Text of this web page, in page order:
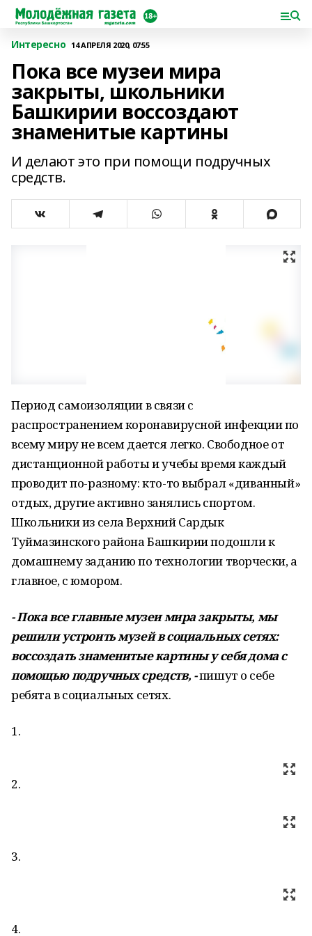
Интересно 14 АПРЕЛЯ 2020, 07:55
Пока все музеи мира
закрыты, школьники
Башкирии воссоздают
знаменитые картины
И делают это при помощи подручных
средств.
Период самоизоляции в связи с
распространением коронавирусной инфекции по
всему миру не всем дается легко. Свободное от
дистанционной работы и учебы время каждый
проводит по-разному: кто-то выбрал «диванный»
отдых, другие активно занялись спортом.
Школьники из села Верхний Сардык
Туймазинского района Башкирии подошли к
домашнему заданию по технологии творчески, а
главное, с юмором.
- Пока все главные музеи мира закрыты, мы
решили устроить музей в социальных сетях:
воссоздать знаменитые картины у себя дома с
помощью подручных средств, -пишут о себе
ребята в социальных сетях.
1.
2.
3.
4.